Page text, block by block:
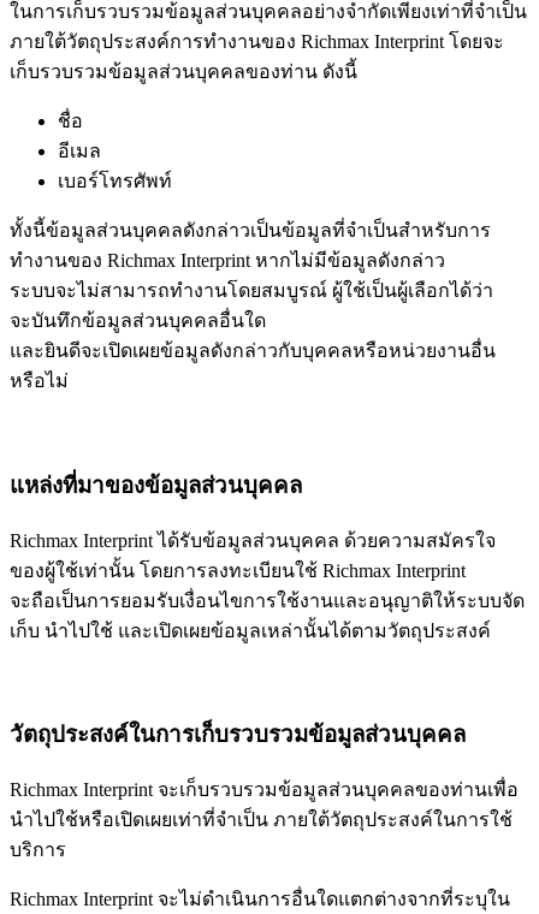
ในการเก็บรวบรวมข้อมูลส่วนบุคคลอย่างจำกัดเพียงเท่าที่จำเป็น
ภายใต้วัตถุประสงค์การทำงานของ Richmax Interprint โดยจะ
เก็บรวบรวมข้อมูลส่วนบุคคลของท่าน ดังนี้
ชื่อ
อีเมล
เบอร์โทรศัพท์
ทั้งนี้ข้อมูลส่วนบุคคลดังกล่าวเป็นข้อมูลที่จำเป็นสำหรับการ
ทำงานของ Richmax Interprint หากไม่มีข้อมูลดังกล่าว
ระบบจะไม่สามารถทำงานโดยสมบูรณ์ ผู้ใช้เป็นผู้เลือกได้ว่า
จะบันทึกข้อมูลส่วนบุคคลอื่นใด
และยินดีจะเปิดเผยข้อมูลดังกล่าวกับบุคคลหรือหน่วยงานอื่น
หรือไม่
แหล่งที่มาของข้อมูลส่วนบุคคล
Richmax Interprint ได้รับข้อมูลส่วนบุคคล ด้วยความสมัครใจ
ของผู้ใช้เท่านั้น โดยการลงทะเบียนใช้ Richmax Interprint
จะถือเป็นการยอมรับเงื่อนไขการใช้งานและอนุญาติให้ระบบจัด
เก็บ นำไปใช้ และเปิดเผยข้อมูลเหล่านั้นได้ตามวัตถุประสงค์
วัตถุประสงค์ในการเก็บรวบรวมข้อมูลส่วนบุคคล
Richmax Interprint จะเก็บรวบรวมข้อมูลส่วนบุคคลของท่านเพื่อ
นำไปใช้หรือเปิดเผยเท่าที่จำเป็น ภายใต้วัตถุประสงค์ในการใช้
บริการ
Richmax Interprint จะไม่ดำเนินการอื่นใดแตกต่างจากที่ระบุใน